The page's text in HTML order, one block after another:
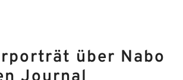
über Nabo